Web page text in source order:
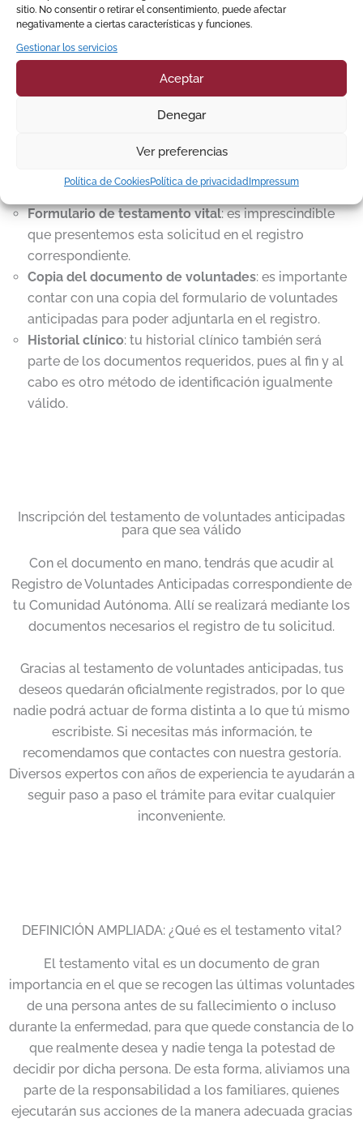
sitio. No consentir o retirar el consentimiento, puede afectar
negativamente a ciertas características y funciones.
Gestionar los servicios
Aceptar
Denegar
Ver preferencias
Política de CookiesPolítica de privacidad Impressum
Documentos para un testamento anticipado
A continuación, vamos a reunir los documentos
gestión:
documentos de identidad, tendrán que cumplir con
Formulario de testamento vital: es imprescindible
que presentemos esta solicitud en el registro
correspondiente.
Copia del documento de voluntades: es importante
contar con una copia del formulario de voluntades
anticipadas para poder adjuntarla en el registro.
Historial clínico: tu historial clínico también será
parte de los documentos requeridos, pues al fin y al
cabo es otro método de identificación igualmente
válido.
Inscripción del testamento de voluntades anticipadas
para que sea válido
Con el documento en mano, tendrás que acudir al
Registro de Voluntades Anticipadas correspondiente de
tu Comunidad Autónoma. Allí se realizará mediante los
documentos necesarios el registro de tu solicitud.
Gracias al testamento de voluntades anticipadas, tus
deseos quedarán oficialmente registrados, por lo que
nadie podrá actuar de forma distinta a lo que tú mismo
escribiste. Si necesitas más información, te
recomendamos que contactes con nuestra gestoría.
Diversos expertos con años de experiencia te ayudarán a
seguir paso a paso el trámite para evitar cualquier
inconveniente.
DEFINICIÓN AMPLIADA: ¿Qué es el testamento vital?
El testamento vital es un documento de gran
importancia en el que se recogen las últimas voluntades
de una persona antes de su fallecimiento o incluso
durante la enfermedad, para que quede constancia de lo
que realmente desea y nadie tenga la potestad de
decidir por dicha persona. De esta forma, aliviamos una
parte de la responsabilidad a los familiares, quienes
ejecutarán sus acciones de la manera adecuada gracias